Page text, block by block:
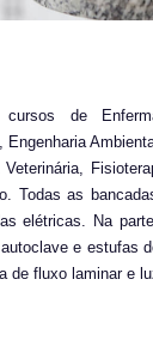
de
Engenharia
Veterinária,
Todas as
elétricas. Na
e estufas
de fluxo laminar e